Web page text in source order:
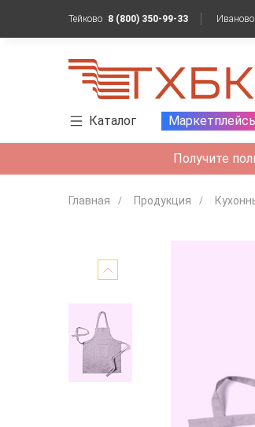
Тейково 8 (800) 350-99-33 Иваново
Каталог
Получите
Главная Продукция